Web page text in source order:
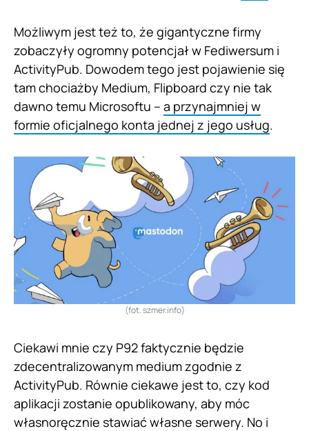
Możliwym jest też to, że gigantyczne firmy
zobaczyły ogromny potencjał w Fediwersum i
ActivityPub. Dowodem tego jest pojawienie się
tam chociażby Medium, Flipboard czy nie tak
dawno temu Microsoftu – a przynajmniej w
formie oficjalnego konta jednej z jego usług.
(fot. szmer.info)
Ciekawi mnie czy P92 faktycznie będzie
zdecentralizowanym medium zgodnie z
ActivityPub. Równie ciekawe jest to, czy kod
aplikacji zostanie opublikowany, aby móc
własnoręcznie stawiać własne serwery. No i